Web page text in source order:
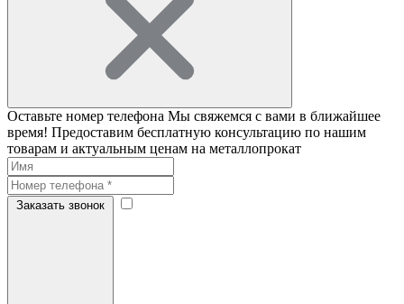
Оставьте номер телефона Мы свяжемся с вами в ближайшее
время! Предоставим бесплатную консультацию по нашим
товарам и актуальным ценам на металлопрокат
Заказать звонок